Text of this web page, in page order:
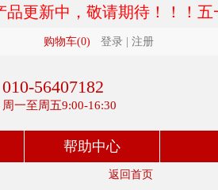
更新中，敬请期待！！！五
登录 注册
购物车(0)
010-56407182
周一至周五9:00-16:30
帮助中心
返回首页